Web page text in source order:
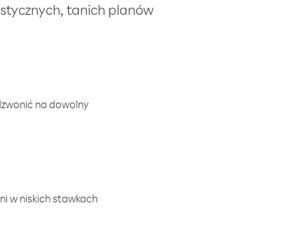
tanich planów
na dowolny
w niskich stawkach